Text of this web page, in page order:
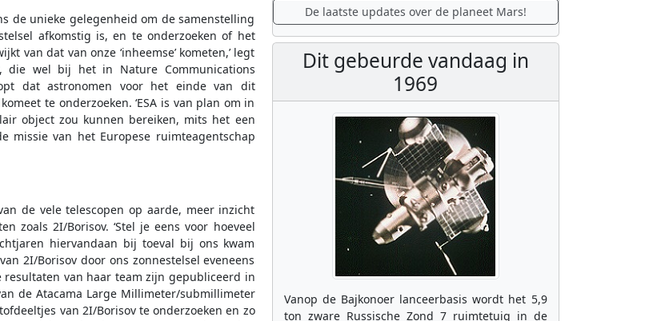
de unieke gelegenheid om de samenstelling
afkomstig is, en te onderzoeken of het
van dat van onze ‘inheemse’ kometen,’ legt
die wel bij het in Nature Communications
dat astronomen voor het einde van dit
te onderzoeken. ‘ESA is van plan om in
object zou kunnen bereiken, mits het een
missie van het Europese ruimteagentschap
de vele telescopen op aarde, meer inzicht
zoals 2I/Borisov. ‘Stel je eens voor hoeveel
hiervandaan bij toeval bij ons kwam
2I/Borisov door ons zonnestelsel eveneens
resultaten van haar team zijn gepubliceerd in
de Atacama Large Millimeter/submillimeter
van 2I/Borisov te onderzoeken en zo
De laatste updates over de planeet Mars!
Dit gebeurde vandaag in
1969
Vanop de Bajkonoer lanceerbasis wordt het 5,9
ton zware Russische Zond 7 ruimtetuig in de